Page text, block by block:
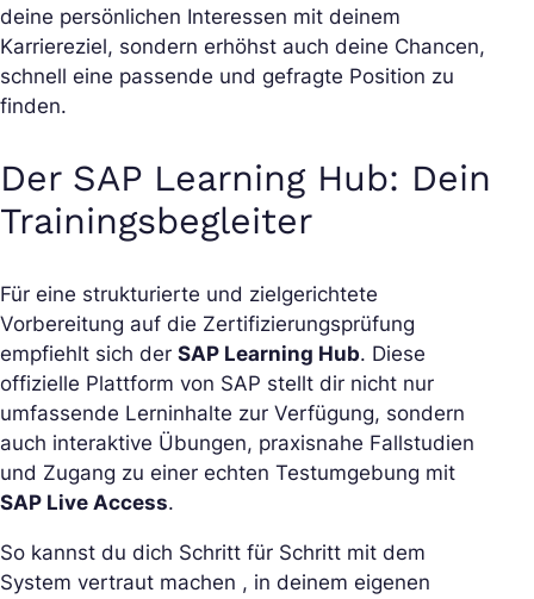
deine persönlichen Interessen mit deinem
Karriereziel, sondern erhöhst auch deine Chancen,
schnell eine passende und gefragte Position zu
finden.
Der SAP Learning Hub: Dein
Trainingsbegleiter
Für eine strukturierte und zielgerichtete
Vorbereitung auf die Zertifizierungsprüfung
empfiehlt sich der SAP Learning Hub. Diese
offizielle Plattform von SAP stellt dir nicht nur
umfassende Lerninhalte zur Verfügung, sondern
auch interaktive Übungen, praxisnahe Fallstudien
und Zugang zu einer echten Testumgebung mit
SAP Live Access.
So kannst du dich Schritt für Schritt mit dem
System vertraut machen , in deinem eigenen